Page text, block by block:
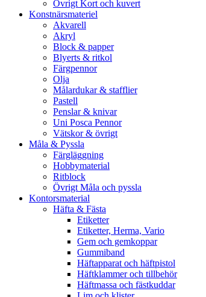
Övrigt Kort och kuvert
Konstnärsmateriel
Akvarell
Akryl
Block & papper
Blyerts & ritkol
Färgpennor
Olja
Målardukar & stafflier
Pastell
Penslar & knivar
Uni Posca Pennor
Vätskor & övrigt
Måla & Pyssla
Färgläggning
Hobbymaterial
Ritblock
Övrigt Måla och pyssla
Kontorsmaterial
Häfta & Fästa
Etiketter
Etiketter, Herma, Vario
Gem och gemkoppar
Gummiband
Häftapparat och häftpistol
Häftklammer och tillbehör
Häftmassa och fästkuddar